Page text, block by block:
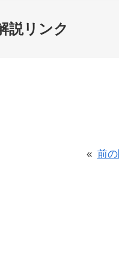
説リンク
« 前